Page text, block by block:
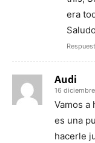
era
Audi
16
Vamos a
es una
hacerle